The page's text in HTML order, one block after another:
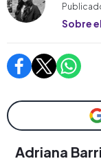
Sobre
Adriana